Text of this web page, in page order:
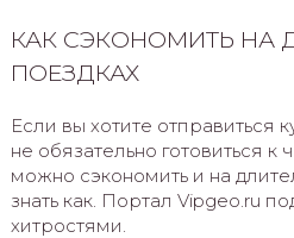
КАК СЭКОНОМИТЬ НА
ПОЕЗДКАХ
Если вы хотите отправиться
не обязательно готовиться
можно сэкономить и на
знать как. Портал Vipgeo.ru
хитростями.